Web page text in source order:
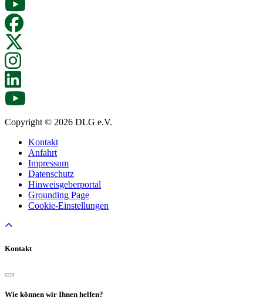
Copyright © 2026 DLG e.V.
Kontakt
Anfahrt
Impressum
Datenschutz
Hinweisgeberportal
Grounding Page
Cookie-Einstellungen
Kontakt
Wie können wir Ihnen helfen?